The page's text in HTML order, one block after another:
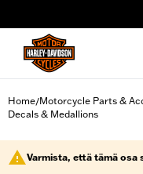
Home/Motorcycle Parts &
Decals & Medallions
Varmista, että tämä osa